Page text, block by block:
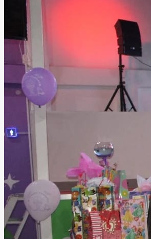
Salon el Mundo de
MadaQui